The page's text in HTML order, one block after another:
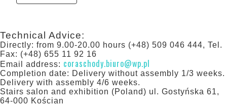
Technical Advice:
Directly: from 9.00-20.00 hours (+48) 509 046 444, Tel.
Fax: (+48) 655 11 92 16
Email address: coraschody.biuro@wp.pl
Completion date: Delivery without assembly 1/3 weeks.
Delivery with assembly 4/6 weeks.
Stairs salon and exhibition (Poland) ul. Gostyńska 61,
64-000 Kościan